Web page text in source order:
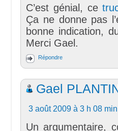
C’est génial, ce
Ça ne donne pas
bonne indication,
Merci Gael.
Répondre
Gael
3 août 2009 à 3 h 08 min
Un argumentaire,